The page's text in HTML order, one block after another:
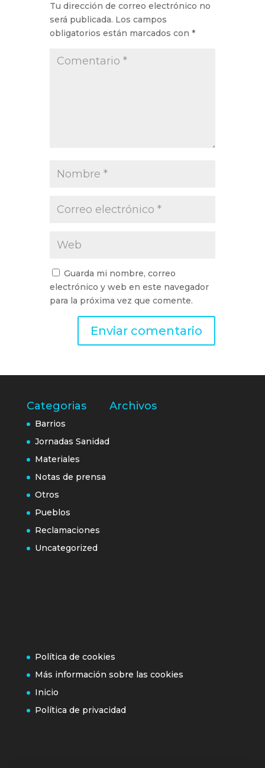
Tu dirección de correo electrónico no
será publicada. Los campos
obligatorios están marcados con *
Guarda mi nombre, correo
electrónico y web en este navegador
para la próxima vez que comente.
Categorias
Barrios
Jornadas Sanidad
Materiales
Notas de prensa
Otros
Pueblos
Reclamaciones
Uncategorized
Archivos
Política de cookies
Más información sobre las cookies
Inicio
Política de privacidad